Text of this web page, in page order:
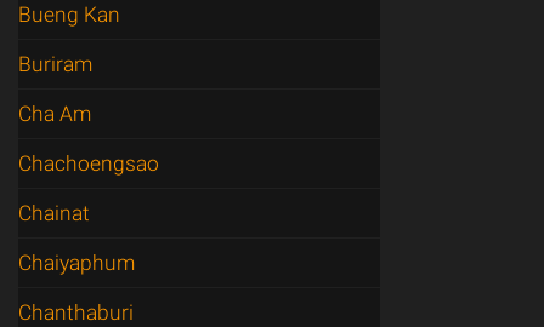
Bueng Kan
Buriram
Cha Am
Chachoengsao
Chainat
Chaiyaphum
Chanthaburi